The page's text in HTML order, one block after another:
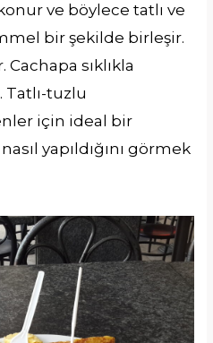
ve böylece tatlı ve
bir şekilde birleşir.
sıklıkla
Tatlı-tuzlu
için ideal bir
yapıldığını görmek